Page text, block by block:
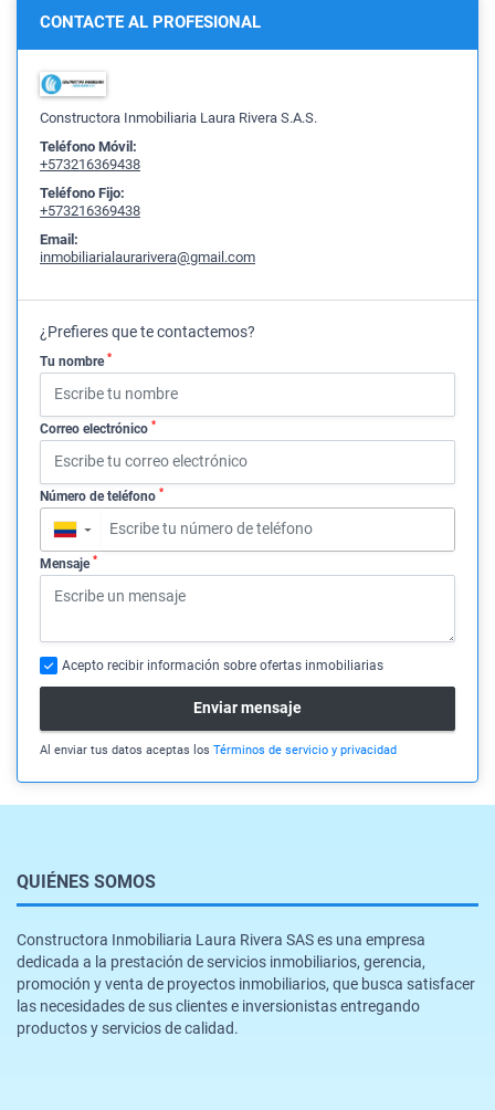
CONTACTE AL PROFESIONAL
Constructora Inmobiliaria Laura Rivera S.A.S.
Teléfono Móvil:
+573216369438
Teléfono Fijo:
+573216369438
Email:
inmobiliarialaurarivera@gmail.com
¿Prefieres que te contactemos?
Tu nombre *
Correo electrónico *
Número de teléfono *
▼
Mensaje *
Acepto recibir información sobre ofertas inmobiliarias
Enviar mensaje
Al enviar tus datos aceptas los Términos de servicio y privacidad
QUIÉNES SOMOS
Constructora Inmobiliaria Laura Rivera SAS es una empresa
dedicada a la prestación de servicios inmobiliarios, gerencia,
promoción y venta de proyectos inmobiliarios, que busca satisfacer
las necesidades de sus clientes e inversionistas entregando
productos y servicios de calidad.